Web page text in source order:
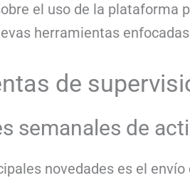
el uso de la plataforma
herramientas
de
semanales de
novedades es el